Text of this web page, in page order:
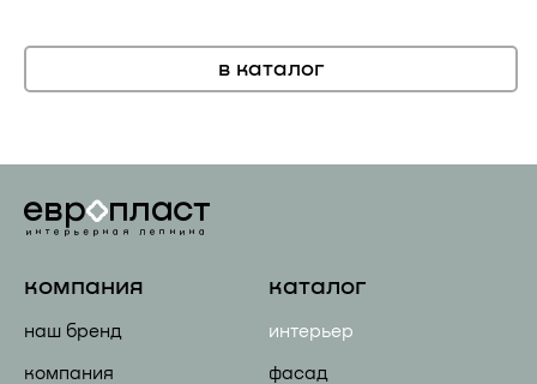
в каталог
компания
наш бренд
компания
каталог
интерьер
фасад